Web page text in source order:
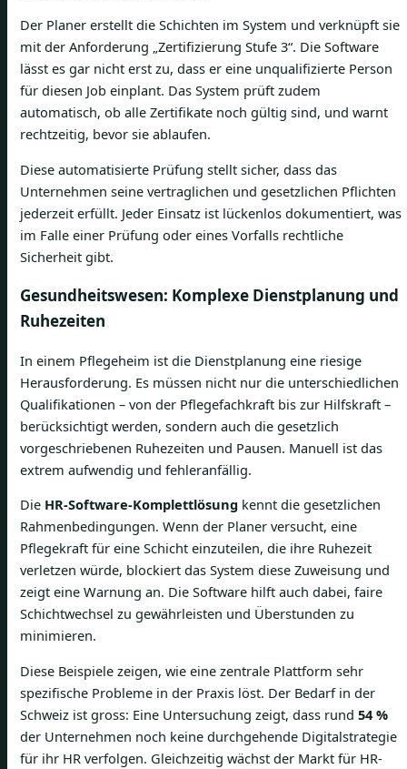
Der Planer erstellt die Schichten im System und verknüpft sie
mit der Anforderung „Zertifizierung Stufe 3“. Die Software
lässt es gar nicht erst zu, dass er eine unqualifizierte Person
für diesen Job einplant. Das System prüft zudem
automatisch, ob alle Zertifikate noch gültig sind, und warnt
rechtzeitig, bevor sie ablaufen.
Diese automatisierte Prüfung stellt sicher, dass das
Unternehmen seine vertraglichen und gesetzlichen Pflichten
jederzeit erfüllt. Jeder Einsatz ist lückenlos dokumentiert, was
im Falle einer Prüfung oder eines Vorfalls rechtliche
Sicherheit gibt.
Gesundheitswesen: Komplexe Dienstplanung und
Ruhezeiten
In einem Pflegeheim ist die Dienstplanung eine riesige
Herausforderung. Es müssen nicht nur die unterschiedlichen
Qualifikationen – von der Pflegefachkraft bis zur Hilfskraft –
berücksichtigt werden, sondern auch die gesetzlich
vorgeschriebenen Ruhezeiten und Pausen. Manuell ist das
extrem aufwendig und fehleranfällig.
Die HR-Software-Komplettlösung kennt die gesetzlichen
Rahmenbedingungen. Wenn der Planer versucht, eine
Pflegekraft für eine Schicht einzuteilen, die ihre Ruhezeit
verletzen würde, blockiert das System diese Zuweisung und
zeigt eine Warnung an. Die Software hilft auch dabei, faire
Schichtwechsel zu gewährleisten und Überstunden zu
minimieren.
Diese Beispiele zeigen, wie eine zentrale Plattform sehr
spezifische Probleme in der Praxis löst. Der Bedarf in der
Schweiz ist gross: Eine Untersuchung zeigt, dass rund 54 %
der Unternehmen noch keine durchgehende Digitalstrategie
für ihr HR verfolgen. Gleichzeitig wächst der Markt für HR-